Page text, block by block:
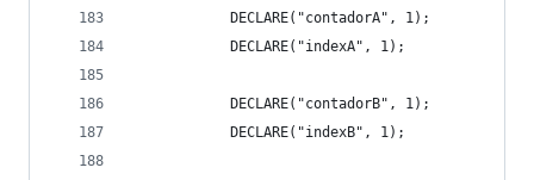
            DECLARE("contadorA", 1);
            DECLARE("indexA", 1);
            DECLARE("contadorB", 1);
            DECLARE("indexB", 1);